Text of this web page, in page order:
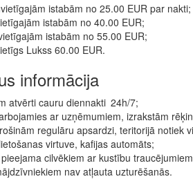
istabām no 25.00 EUR par nakti;
istabām no 40.00 EUR;
istabām no 55.00 EUR;
Lukss 60.00 EUR.
informācija
atvērti cauru diennakti 24h/7;
ar uzņēmumiem, izrakstām
regulāru apsardzi, teritorijā notiek
virtuve, kafijas automāts;
cilvēkiem ar kustību
nav atļauta uzturēšanās.